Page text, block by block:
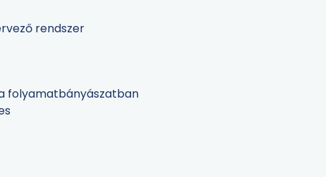
rendszer
folyamatbányászatban